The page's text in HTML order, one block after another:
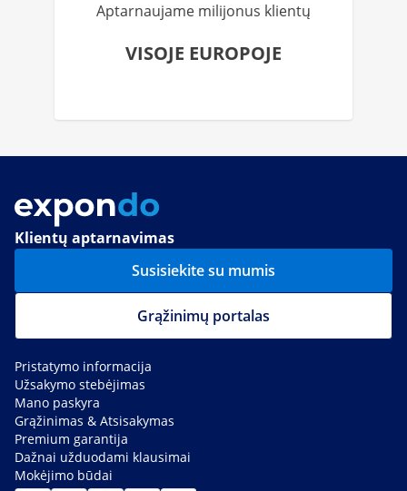
Aptarnaujame milijonus klientų
VISOJE EUROPOJE
Klientų aptarnavimas
Susisiekite su mumis
Grąžinimų portalas
Pristatymo informacija
Užsakymo stebėjimas
Mano paskyra
Grąžinimas & Atsisakymas
Premium garantija
Dažnai užduodami klausimai
Mokėjimo būdai